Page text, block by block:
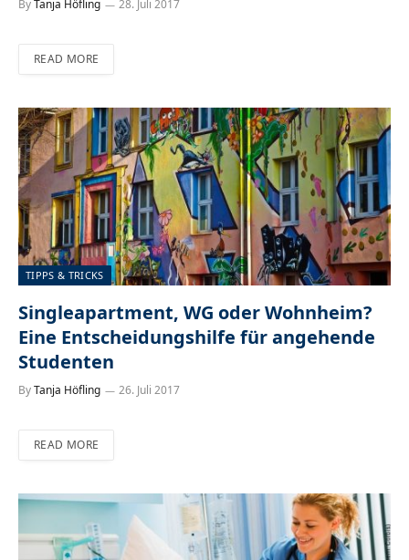
ByTanja Höfling 28. Juli 2017
READ MORE
TIPPS & TRICKS
Singleapartment, WG oder Wohnheim?
Eine Entscheidungshilfe für angehende
Studenten
ByTanja Höfling 26. Juli 2017
READ MORE